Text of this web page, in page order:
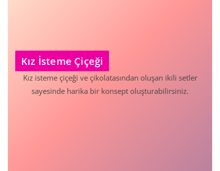
Kız İsteme Çiçeği
Kız isteme çiçeği ve çikolatasından oluşan ikili setler
sayesinde harika bir konsept oluşturabilirsiniz.